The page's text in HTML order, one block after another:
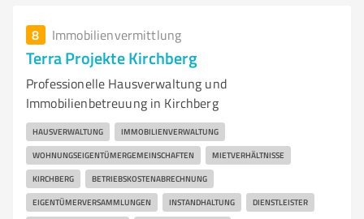
8 Immobilienvermittlung
Terra Projekte Kirchberg
Professionelle Hausverwaltung und
Immobilienbetreuung in Kirchberg
HAUSVERWALTUNG IMMOBILIENVERWALTUNG
WOHNUNGSEIGENTÜMERGEMEINSCHAFTEN MIETVERHÄLTNISSE
KIRCHBERG BETRIEBSKOSTENABRECHNUNG
EIGENTÜMERVERSAMMLUNGEN INSTANDHALTUNG DIENSTLEISTER